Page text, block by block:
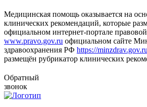
Медицинская помощь оказывается на
клинических рекомендаций, которые
официальном интернет-портале
www.pravo.gov.ru официальном сайте
здравоохранения РФ https://
размещён рубрикатор клинических
Обратный
звонок